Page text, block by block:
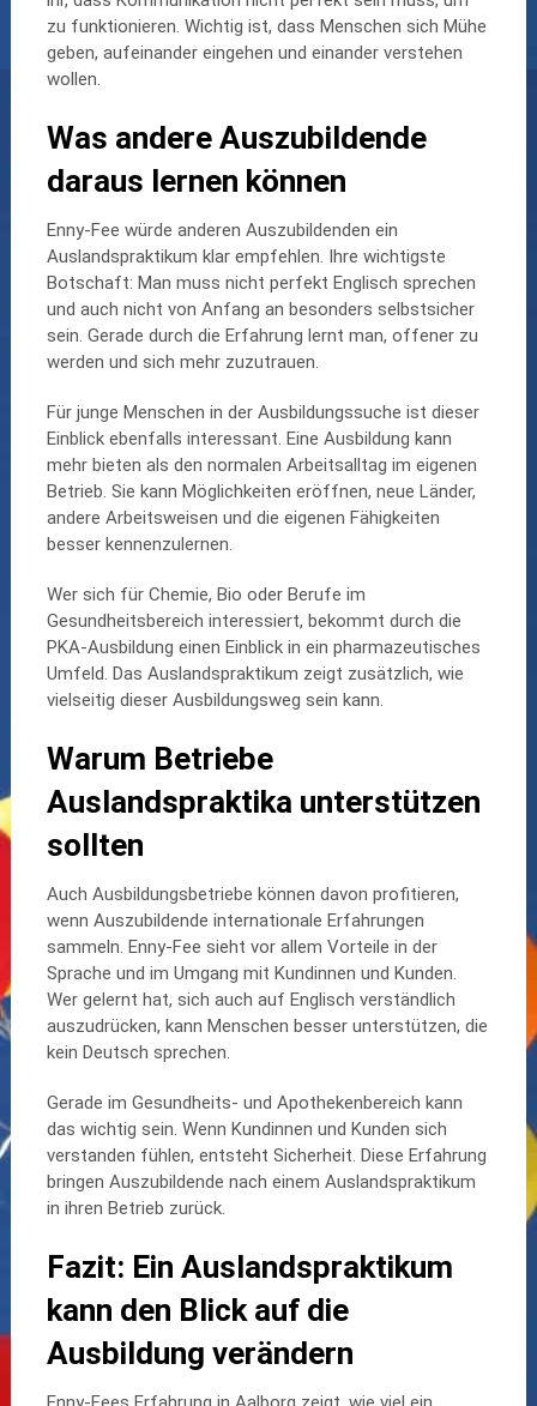
zu funktionieren. Wichtig ist, dass Menschen sich Mühe
geben, aufeinander eingehen und einander verstehen
wollen.
Was andere Auszubildende
daraus lernen können
Enny-Fee würde anderen Auszubildenden ein
Auslandspraktikum klar empfehlen. Ihre wichtigste
Botschaft: Man muss nicht perfekt Englisch sprechen
und auch nicht von Anfang an besonders selbstsicher
sein. Gerade durch die Erfahrung lernt man, offener zu
werden und sich mehr zuzutrauen.
Für junge Menschen in der Ausbildungssuche ist dieser
Einblick ebenfalls interessant. Eine Ausbildung kann
mehr bieten als den normalen Arbeitsalltag im eigenen
Betrieb. Sie kann Möglichkeiten eröffnen, neue Länder,
andere Arbeitsweisen und die eigenen Fähigkeiten
besser kennenzulernen.
Wer sich für Chemie, Bio oder Berufe im
Gesundheitsbereich interessiert, bekommt durch die
PKA-Ausbildung einen Einblick in ein pharmazeutisches
Umfeld. Das Auslandspraktikum zeigt zusätzlich, wie
vielseitig dieser Ausbildungsweg sein kann.
Warum Betriebe
Auslandspraktika unterstützen
sollten
Auch Ausbildungsbetriebe können davon profitieren,
wenn Auszubildende internationale Erfahrungen
sammeln. Enny-Fee sieht vor allem Vorteile in der
Sprache und im Umgang mit Kundinnen und Kunden.
Wer gelernt hat, sich auch auf Englisch verständlich
auszudrücken, kann Menschen besser unterstützen, die
kein Deutsch sprechen.
Gerade im Gesundheits- und Apothekenbereich kann
das wichtig sein. Wenn Kundinnen und Kunden sich
verstanden fühlen, entsteht Sicherheit. Diese Erfahrung
bringen Auszubildende nach einem Auslandspraktikum
in ihren Betrieb zurück.
Fazit: Ein Auslandspraktikum
kann den Blick auf die
Ausbildung verändern